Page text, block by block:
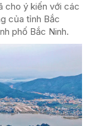
cho ý kiến với các
của tỉnh Bắc
phố Bắc Ninh.